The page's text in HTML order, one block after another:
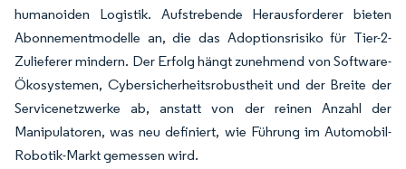
humanoiden Logistik. Aufstrebende Herausforderer bieten
Abonnementmodelle an, die das Adoptionsrisiko für Tier-2-
Zulieferer mindern. Der Erfolg hängt zunehmend von Software-
Ökosystemen, Cybersicherheitsrobustheit und der Breite der
Servicenetzwerke ab, anstatt von der reinen Anzahl der
Manipulatoren, was neu definiert, wie Führung im Automobil-
Robotik-Markt gemessen wird.